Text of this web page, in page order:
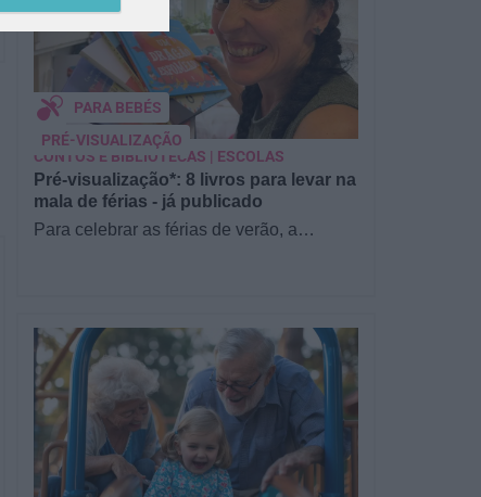
Pré-visualização*: 8 livros para levar na
mala de férias - já publicado
Para celebrar as férias de verão, a
PARA BEBÉS
PRÉ-VISUALIZAÇÃO
CONTOS E BIBLIOTECAS | ESCOLAS